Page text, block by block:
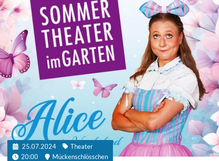
25.07.2024
Theater
20:00
Mückenschlösschen